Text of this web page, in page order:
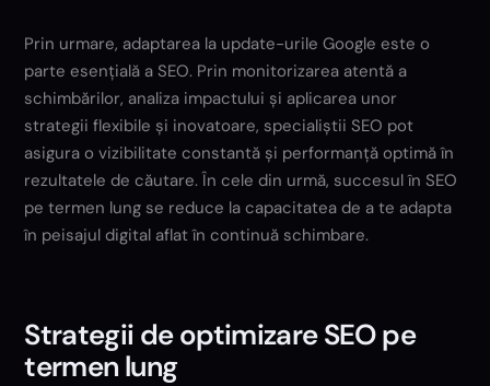
Prin urmare, adaptarea la update-urile Google este o
parte esențială a SEO. Prin monitorizarea atentă a
schimbărilor, analiza impactului și aplicarea unor
strategii flexibile și inovatoare, specialiștii SEO pot
asigura o vizibilitate constantă și performanță optimă în
rezultatele de căutare. În cele din urmă, succesul în SEO
pe termen lung se reduce la capacitatea de a te adapta
în peisajul digital aflat în continuă schimbare.
Strategii de optimizare SEO pe
termen lung